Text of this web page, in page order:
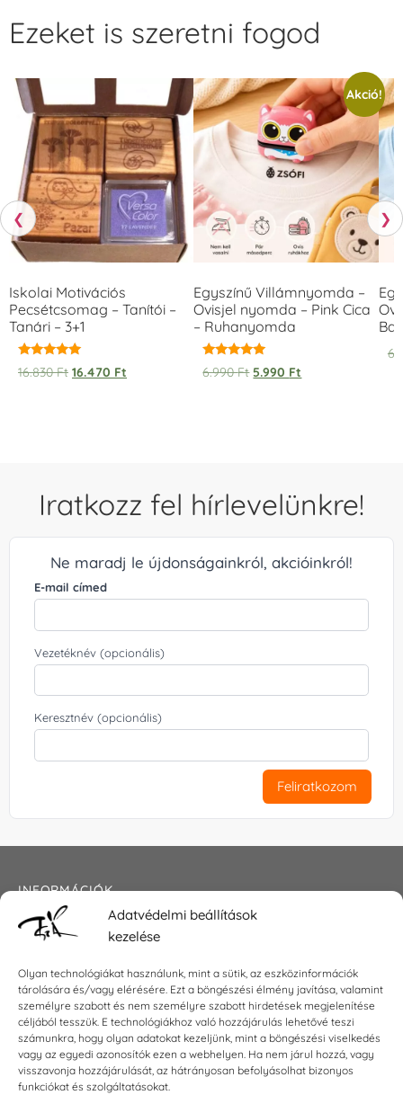
Adatvédelmi beállítások
kezelése
Olyan technológiákat használunk, mint a sütik, az eszközinformációk
tárolására és/vagy elérésére. Ezt a böngészési élmény javítása, valamint
személyre szabott és nem személyre szabott hirdetések megjelenítése
céljából tesszük. E technológiákhoz való hozzájárulás lehetővé teszi
számunkra, hogy olyan adatokat kezeljünk, mint a böngészési viselkedés
vagy az egyedi azonosítók ezen a webhelyen. Ha nem járul hozzá, vagy
visszavonja hozzájárulását, az hátrányosan befolyásolhat bizonyos
funkciókat és szolgáltatásokat.
❮
Ezeket is szeretni fogod
Iskolai Motivációs
Pecsétcsomag – Tanítói –
Tanári – 3+1
Értékelés:
5.00
16.830Ft 16.470 Ft
Akció!
Egyszínű Villámnyomda –
Ovisjel nyomda – Pink Cica
– Ruhanyomda
Értékelés:
5.00
6.990Ft 5.990 Ft
❯
Iratkozz fel hírlevelünkre!
Ne maradj le újdonságainkról, akcióinkról!
E-mail címed
Vezetéknév (opcionális)
Keresztnév (opcionális)
Feliratkozom
INFORMÁCIÓK
Általános szerződési feltételek
Impresszum
KAPCSOLAT
E-mail:shop@torokszilvi.com